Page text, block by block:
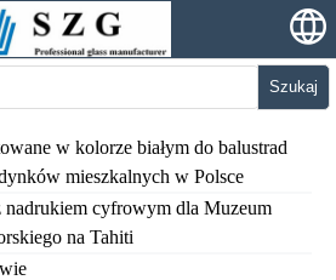
Szukaj
w kolorze białym do balustrad
mieszkalnych w Polsce
nadrukiem cyfrowym dla Muzeum
na Tahiti